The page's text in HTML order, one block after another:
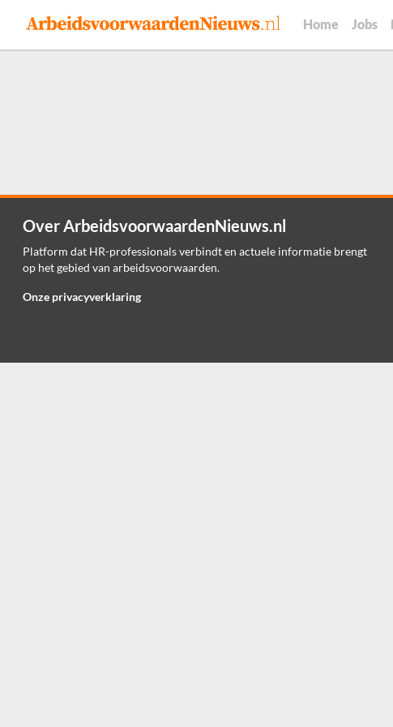
Home Jobs
Over ArbeidsvoorwaardenNieuws.nl
Platform dat HR-professionals verbindt en actuele informatie brengt
op het gebied van arbeidsvoorwaarden.
Onze privacyverklaring